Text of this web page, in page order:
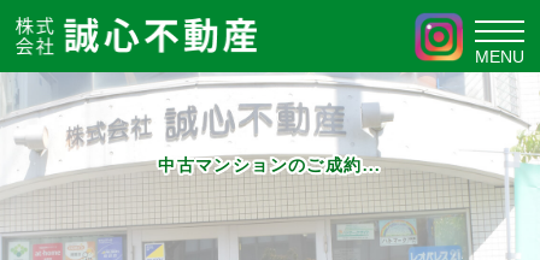
中古マンションのご成約...